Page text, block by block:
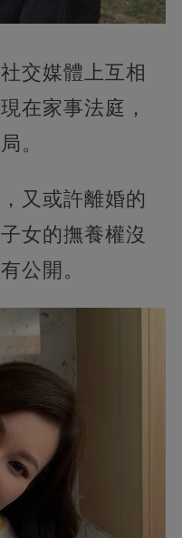
交媒體上互相
在家事法庭，
。
又或許離婚的
女的撫養權沒
公開。